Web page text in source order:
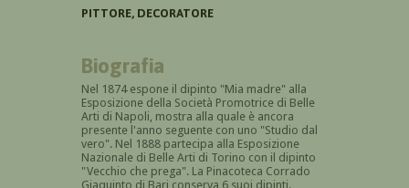
PITTORE, DECORATORE
Biografia
Nel 1874 espone il dipinto "Mia madre" alla
Esposizione della Società Promotrice di Belle
Arti di Napoli, mostra alla quale è ancora
presente l'anno seguente con uno "Studio dal
vero". Nel 1888 partecipa alla Esposizione
Nazionale di Belle Arti di Torino con il dipinto
"Vecchio che prega". La Pinacoteca Corrado
Giaquinto di Bari conserva 6 suoi dipinti.